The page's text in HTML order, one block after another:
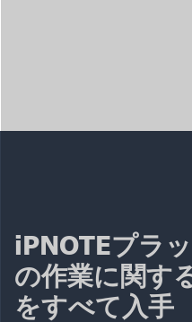
iPNOTEプラ
の作業に関す
をすべて入手